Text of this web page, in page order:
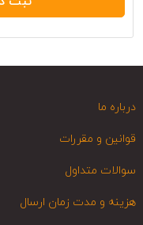
درباره ما
قوانین و مقررات
سوالات متداول
هزینه و مدت زمان ارسال